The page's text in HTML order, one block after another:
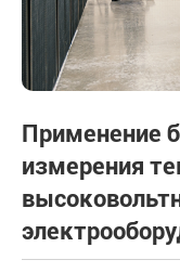
Применение
измерения